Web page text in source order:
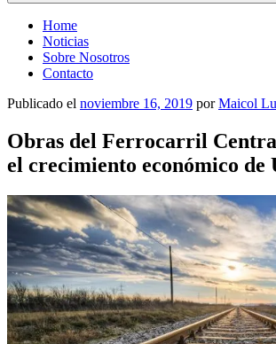
Home
Noticias
Sobre Nosotros
Contacto
Publicado el noviembre 16, 2019 porMaicol
Obras del Ferrocarril
el crecimiento económico de